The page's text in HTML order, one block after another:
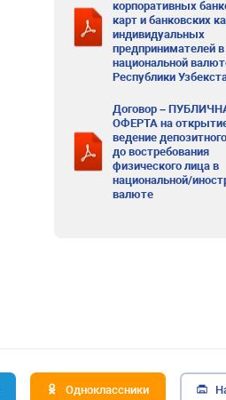
корпоративных
карт и банковских
индивидуальных
предпринимателей в
национальной
Республики
Договор –
ОФЕРТА на
ведение
до востребования
физического лица в
национальной/
валюте
Одноклассники